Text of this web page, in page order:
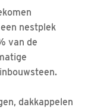
nestplek
van de
dakkappelen